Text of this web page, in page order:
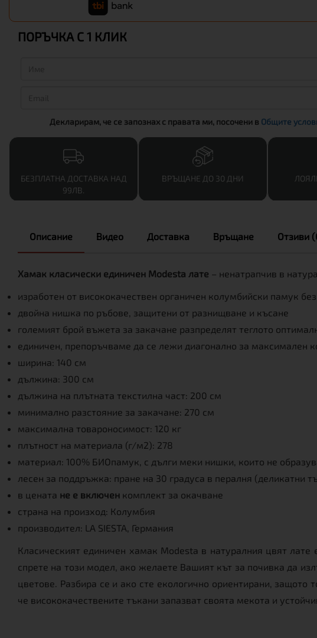
ПОРЪЧКА С 1 КЛИК
Декларирам, че се запознах с правата ми, посочени в Общите
БЕЗПЛАТНА ДОСТАВКА НАД
99ЛВ.
ВРЪЩАНЕ ДО 30 ДНИ
Описание Видео Доставка Връщане Отзиви
Хамак класически единичен Modesta лате
– ненатрапчив в
изработен от висококачествен органичен колумбийски памук
двойна нишка по ръбове, защитени от разнищване и късане
големият брой въжета за закачане разпределят теглото
единичен, препоръчваме да се лежи диагонално за максимален
ширина: 140 см
дължина: 300 см
дължина на плътната текстилна част: 200 см
минимално разстояние за закачане: 270 см
максимална товароносимост: 120 кг
плътност на материала (г/м2): 278
материал: 100% БИОпамук, с дълги меки нишки, които не
лесен за поддръжка: пране на 30 градуса в пералня (деликатни
в цената не е включен комплект за окачване
страна на произход: Колумбия
производител: LA SIESTA, Германия
Класическият единичен хамак Modesta в натуралния цвят
спрете на този модел, ако желаете Вашият кът за почивка да
цветове. Разбира се и ако сте екологично ориентирани,
че висококачествените тъкани запазват своята мекота и